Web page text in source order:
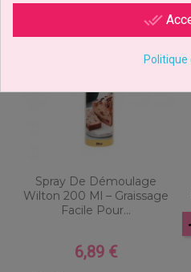
Spray De Démoulage
Wilton 200 Ml – Graissage
Facile Pour...
Prix
6,89 €
done_all
Politique